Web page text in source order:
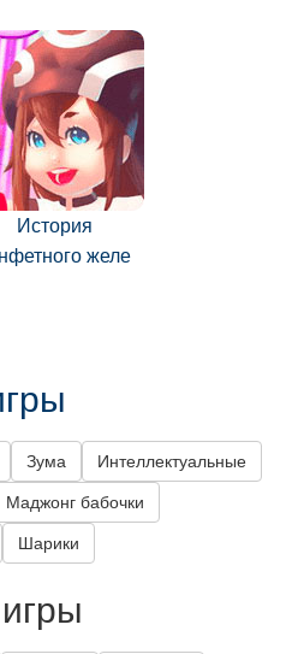
История
желе
Зума Интеллектуальные
Маджонг бабочки
Шарики